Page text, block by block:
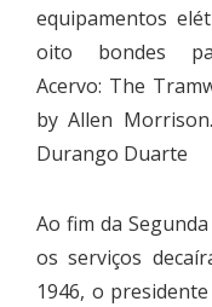
equipamentos
oito bondes
Acervo: The
by Allen
Durango Duarte
Ao fim da
os serviços
1946, o